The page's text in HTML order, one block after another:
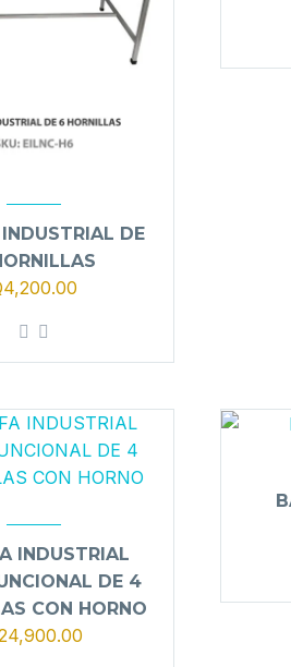
DE
4,200.00
INDUSTRIAL
DE 4
CON HORNO